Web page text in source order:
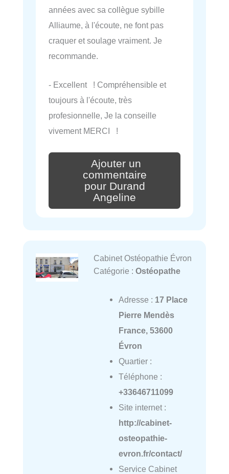
années avec sa collègue sybille
Alliaume, à l'écoute, ne font pas
craquer et soulage vraiment. Je
recommande.
- Excellent ! Compréhensible et
toujours à l'écoute, très
profesionnelle, Je la conseille
vivement MERCI !
Ajouter un
commentaire
pour Durand
Angeline
Cabinet Ostéopathie Évron
Catégorie : Ostéopathe
Adresse : 17 Place
Pierre Mendès
France, 53600
Évron
Quartier :
Téléphone :
+33646711099
Site internet :
http://cabinet-
osteopathie-
evron.fr/contact/
Service Cabinet